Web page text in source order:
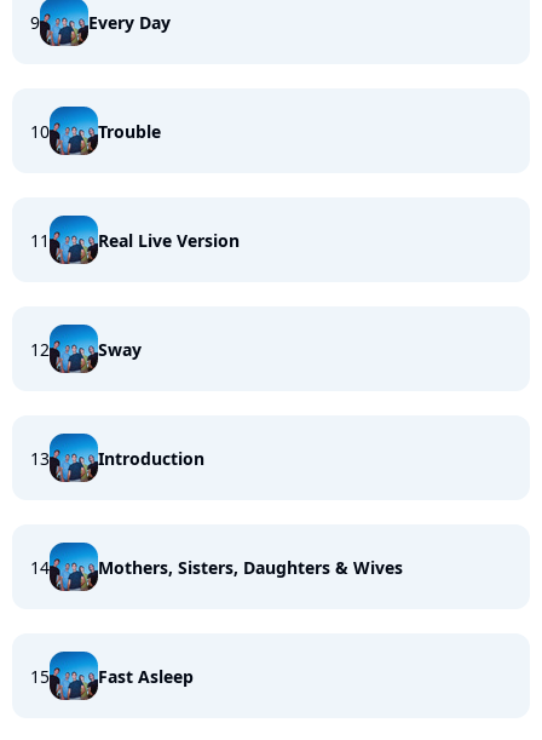
9 Every Day
10 Trouble
11 Real Live Version
12 Sway
13 Introduction
14 Mothers, Sisters, Daughters & Wives
15 Fast Asleep